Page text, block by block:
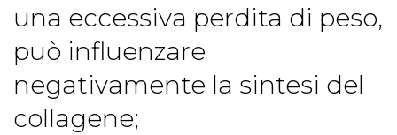
una eccessiva perdita di peso,
può influenzare
negativamente la sintesi del
collagene;